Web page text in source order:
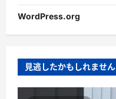
WordPress.org
見逃したかもしれません